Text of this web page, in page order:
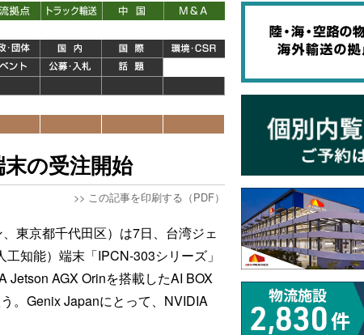
の受注開始
>> この記事を印刷する（PDF）
東京都千代田区）は7日、台湾ジェ
知能）端末「IPCN-303シリーズ」
Jetson AGX Orinを搭載したAI BOX
。Genix Japanにとって、NVIDIA